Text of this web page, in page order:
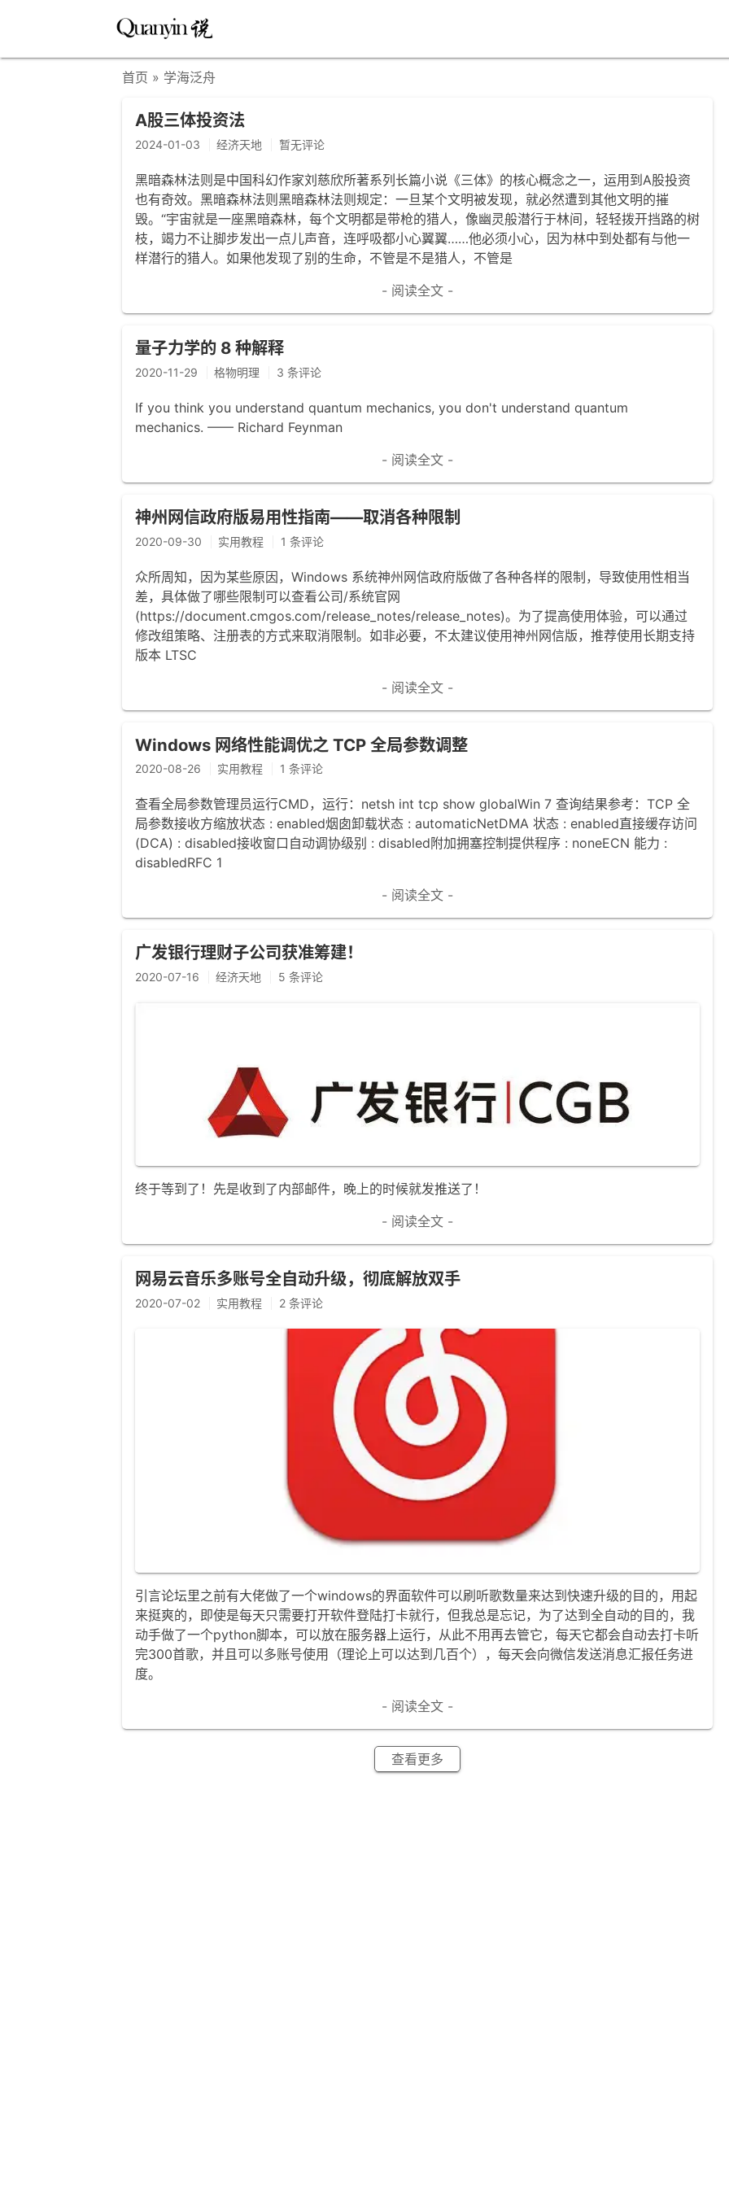
首页 » 学海泛舟
A股三体投资法
2024-01-03 经济天地 暂无评论
黑暗森林法则是中国科幻作家刘慈欣所著系列长篇小说《三体》的核心概念之一，运用到A股投资
也有奇效。黑暗森林法则黑暗森林法则规定：一旦某个文明被发现，就必然遭到其他文明的摧
毁。“宇宙就是一座黑暗森林，每个文明都是带枪的猎人，像幽灵般潜行于林间，轻轻拨开挡路的树
枝，竭力不让脚步发出一点儿声音，连呼吸都小心翼翼……他必须小心，因为林中到处都有与他一
样潜行的猎人。如果他发现了别的生命，不管是不是猎人，不管是
- 阅读全文 -
量子力学的 8 种解释
2020-11-29 格物明理 3 条评论
If you think you understand quantum mechanics, you don't understand quantum
mechanics. —— Richard Feynman
- 阅读全文 -
神州网信政府版易用性指南——取消各种限制
2020-09-30 实用教程 1 条评论
众所周知，因为某些原因，Windows 系统神州网信政府版做了各种各样的限制，导致使用性相当
差，具体做了哪些限制可以查看公司/系统官网
(https://document.cmgos.com/release_notes/release_notes)。为了提高使用体验，可以通过
修改组策略、注册表的方式来取消限制。如非必要，不太建议使用神州网信版，推荐使用长期支持
版本 LTSC
- 阅读全文 -
Windows 网络性能调优之 TCP 全局参数调整
2020-08-26 实用教程 1 条评论
查看全局参数管理员运行CMD，运行：netsh int tcp show globalWin 7 查询结果参考：TCP 全
局参数接收方缩放状态 : enabled烟囱卸载状态 : automaticNetDMA 状态 : enabled直接缓存访问
(DCA) : disabled接收窗口自动调协级别 : disabled附加拥塞控制提供程序 : noneECN 能力 :
disabledRFC 1
- 阅读全文 -
广发银行理财子公司获准筹建！
2020-07-16 经济天地 5 条评论
终于等到了！先是收到了内部邮件，晚上的时候就发推送了！
- 阅读全文 -
网易云音乐多账号全自动升级，彻底解放双手
2020-07-02 实用教程 2 条评论
引言论坛里之前有大佬做了一个windows的界面软件可以刷听歌数量来达到快速升级的目的，用起
来挺爽的，即使是每天只需要打开软件登陆打卡就行，但我总是忘记，为了达到全自动的目的，我
动手做了一个python脚本，可以放在服务器上运行，从此不用再去管它，每天它都会自动去打卡听
完300首歌，并且可以多账号使用（理论上可以达到几百个），每天会向微信发送消息汇报任务进
度。
- 阅读全文 -
查看更多